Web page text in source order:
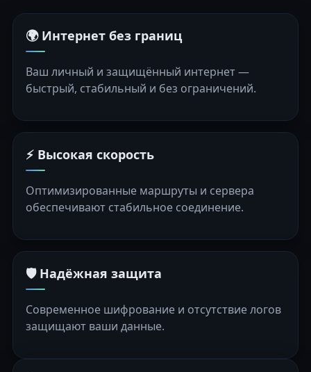
🌍 Интернет без границ
Ваш личный и защищённый интернет —
быстрый, стабильный и без ограничений.
⚡ Высокая скорость
Оптимизированные маршруты и сервера
обеспечивают стабильное соединение.
🛡️ Надёжная защита
Современное шифрование и отсутствие логов
защищают ваши данные.